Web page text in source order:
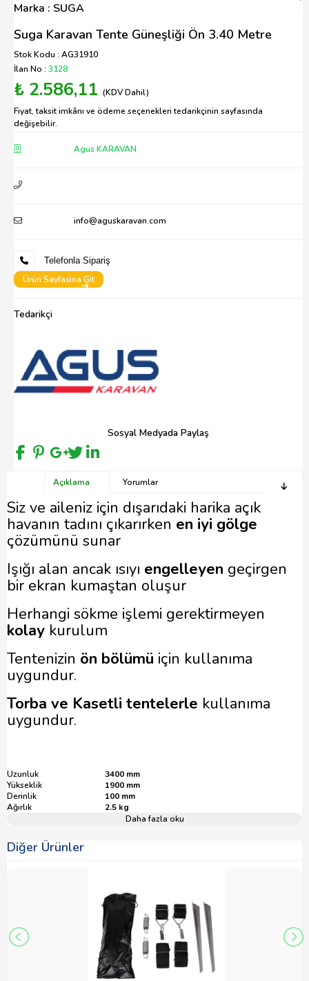
Marka : SUGA
Suga Karavan Tente Güneşliği Ön 3.40 Metre
Stok Kodu : AG31910
İlan No : 3128
₺ 2.586,11 (KDV Dahil)
Fiyat, taksit imkânı ve ödeme seçenekleri tedarikçinin sayfasında
değişebilir.
Agus KARAVAN
info@aguskaravan.com
Telefonla Sipariş
Ürün Sayfasina Git
Tedarikçi
Sosyal Medyada Paylaş
Açıklama Yorumlar
Siz ve aileniz için dışarıdaki harika açık
havanın tadını çıkarırken en iyi gölge
çözümünü sunar
Işığı alan ancak ısıyı engelleyen geçirgen
bir ekran kumaştan oluşur
Herhangi sökme işlemi gerektirmeyen
kolay kurulum
Tentenizin ön bölümü için kullanıma
uygundur.
Torba ve Kasetli tentelerle kullanıma
uygundur.
Uzunluk
3400 mm
Yükseklik
1900 mm
Derinlik
100 mm
Ağırlık
2.5 kg
Daha fazla oku
Diğer Ürünler